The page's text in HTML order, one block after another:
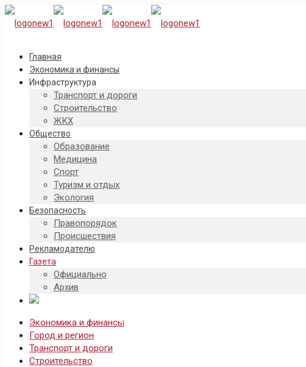
Главная
Экономика и финансы
Инфраструктура
Транспорт и дороги
Строительство
ЖКХ
Общество
Образование
Медицина
Спорт
Туризм и отдых
Экология
Безопасность
Правопорядок
Происшествия
Рекламодателю
Газета
Официально
Архив
Экономика и финансы
Город и регион
Транспорт и дороги
Строительство